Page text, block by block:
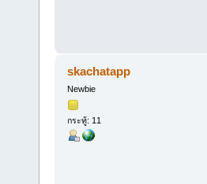
skachatapp
Newbie
กระทู้: 11